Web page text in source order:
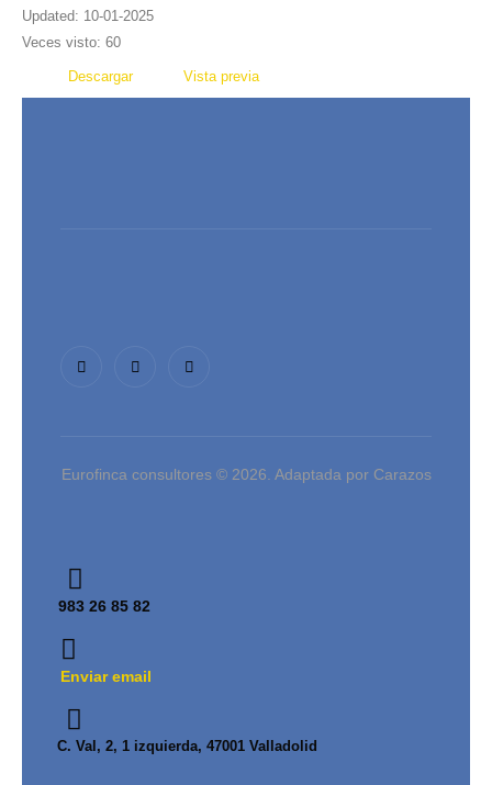
Updated: 10-01-2025
Veces visto: 60
Descargar Vista previa
Eurofinca consultores © 2026. Adaptada por Carazos
983 26 85 82
Enviar email
C. Val, 2, 1 izquierda, 47001 Valladolid